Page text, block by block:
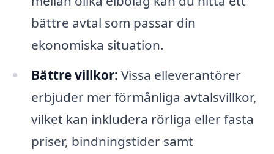
bättre avtal som passar din
ekonomiska situation.
Bättre villkor: Vissa elleverantörer
erbjuder mer förmånliga avtalsvillkor,
vilket kan inkludera rörliga eller fasta
priser, bindningstider samt